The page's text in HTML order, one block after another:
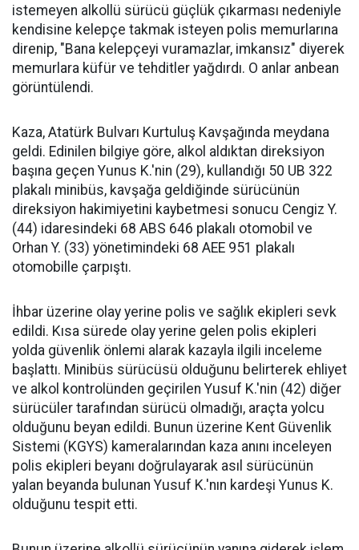
istemeyen alkollü sürücü güçlük çıkarması nedeniyle
kendisine kelepçe takmak isteyen polis memurlarına
direnip, "Bana kelepçeyi vuramazlar, imkansız" diyerek
memurlara küfür ve tehditler yağdırdı. O anlar anbean
görüntülendi.
Kaza, Atatürk Bulvarı Kurtuluş Kavşağında meydana
geldi. Edinilen bilgiye göre, alkol aldıktan direksiyon
başına geçen Yunus K.'nin (29), kullandığı 50 UB 322
plakalı minibüs, kavşağa geldiğinde sürücünün
direksiyon hakimiyetini kaybetmesi sonucu Cengiz Y.
(44) idaresindeki 68 ABS 646 plakalı otomobil ve
Orhan Y. (33) yönetimindeki 68 AEE 951 plakalı
otomobille çarpıştı.
İhbar üzerine olay yerine polis ve sağlık ekipleri sevk
edildi. Kısa sürede olay yerine gelen polis ekipleri
yolda güvenlik önlemi alarak kazayla ilgili inceleme
başlattı. Minibüs sürücüsü olduğunu belirterek ehliyet
ve alkol kontrolünden geçirilen Yusuf K.'nin (42) diğer
sürücüler tarafından sürücü olmadığı, araçta yolcu
olduğunu beyan edildi. Bunun üzerine Kent Güvenlik
Sistemi (KGYS) kameralarından kaza anını inceleyen
polis ekipleri beyanı doğrulayarak asıl sürücünün
yalan beyanda bulunan Yusuf K.'nın kardeşi Yunus K.
olduğunu tespit etti.